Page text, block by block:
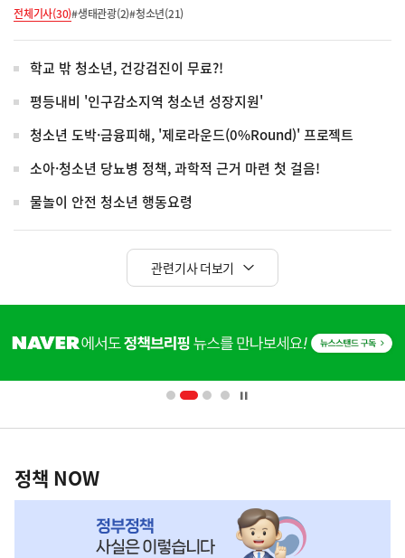
전체기사(30)#생태관광(2)#청소년(21)
학교 밖 청소년, 건강검진이 무료?!
평등내비 '인구감소지역 청소년 성장지원'
청소년 도박·금융피해, '제로라운드(0%Round)' 프로젝트
소아·청소년 당뇨병 정책, 과학적 근거 마련 첫 걸음!
물놀이 안전 청소년 행동요령
관련기사 더보기
단
배
영
책
NOW,
정책 NOW